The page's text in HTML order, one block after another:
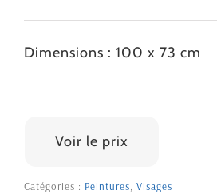
Dimensions : 100 x 73 cm
Voir le prix
1600 €
Catégories : Peintures Visages